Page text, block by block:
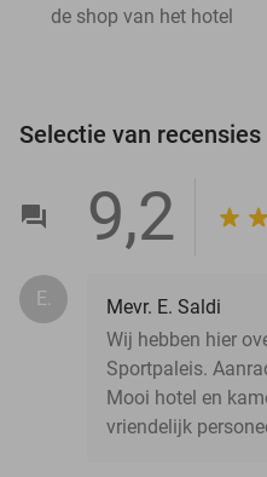
de shop van het hotel
Selectie van recensies
9,2
E.
Mevr. E. Saldi
Wij hebben hier
Sportpaleis.
Mooi hotel en
vriendelijk